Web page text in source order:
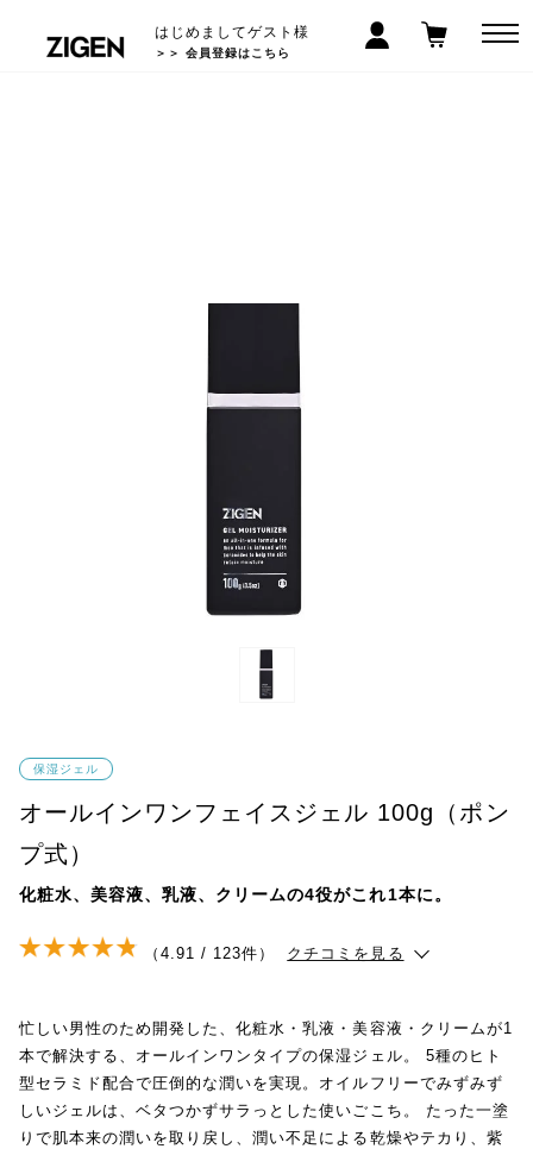
はじめましてゲスト様
＞＞ 会員登録はこちら
保湿ジェル
オールインワンフェイスジェル 100g（ポン
プ式）
化粧水、美容液、乳液、クリームの4役がこれ1本に。
（4.91 / 123件） クチコミを見る
忙しい男性のため開発した、化粧水・乳液・美容液・クリームが1
本で解決する、オールインワンタイプの保湿ジェル。 5種のヒト
型セラミド配合で圧倒的な潤いを実現。オイルフリーでみずみず
しいジェルは、ベタつかずサラっとした使いごこち。 たった一塗
りで肌本来の潤いを取り戻し、潤い不足による乾燥やテカり、紫